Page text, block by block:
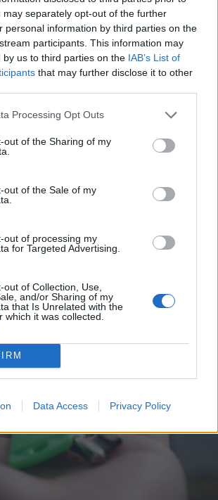
may separately opt-out of the further
personal information by third parties on the
participants. This information may
by us to third parties on the IAB’s List of
that may further disclose it to other
Processing Opt Outs
out of the Sharing of my
out of the Sale of my
out of processing my
for Targeted Advertising.
out of Collection, Use,
and/or Sharing of my
that Is Unrelated with the
which it was collected.
Data Access Privacy Policy
per la rassegna
Cabaret”: “Punto di
il futuro”